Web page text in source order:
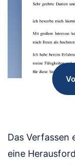
Das Verfassen
eine